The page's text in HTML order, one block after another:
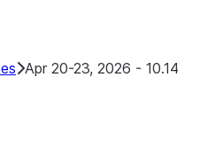
Apr 20-23, 2026 - 10.14